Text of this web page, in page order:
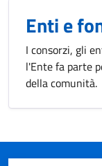
Enti e
I consorzi, gli
l'Ente fa parte
della comunità.